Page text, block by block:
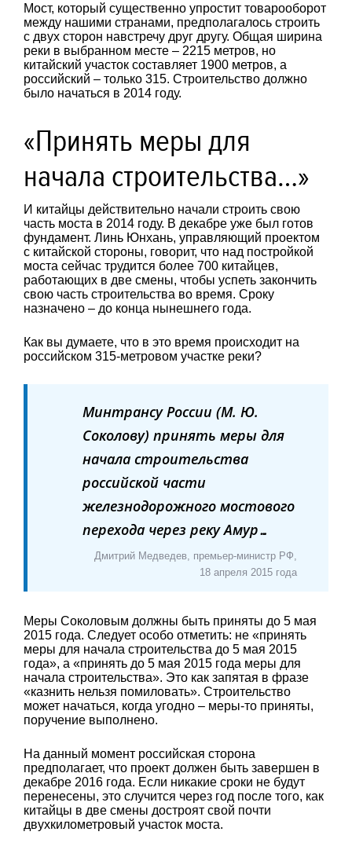
Мост, который существенно упростит товарооборот
между нашими странами, предполагалось строить
с двух сторон навстречу друг другу. Общая ширина
реки в выбранном месте – 2215 метров, но
китайский участок составляет 1900 метров, а
российский – только 315. Строительство должно
было начаться в 2014 году.
«Принять меры для
начала строительства…»
И китайцы действительно начали строить свою
часть моста в 2014 году. В декабре уже был готов
фундамент. Линь Юнхань, управляющий проектом
с китайской стороны, говорит, что над постройкой
моста сейчас трудится более 700 китайцев,
работающих в две смены, чтобы успеть закончить
свою часть строительства во время. Сроку
назначено – до конца нынешнего года.
Как вы думаете, что в это время происходит на
российском 315-метровом участке реки?
Минтрансу России (М. Ю.
Соколову) принять меры для
начала строительства
российской части
железнодорожного мостового
перехода через реку Амур…
Дмитрий Медведев, премьер-министр РФ,
18 апреля 2015 года
Меры Соколовым должны быть приняты до 5 мая
2015 года. Следует особо отметить: не «принять
меры для начала строительства до 5 мая 2015
года», а «принять до 5 мая 2015 года меры для
начала строительства». Это как запятая в фразе
«казнить нельзя помиловать». Строительство
может начаться, когда угодно – меры-то приняты,
поручение выполнено.
На данный момент российская сторона
предполагает, что проект должен быть завершен в
декабре 2016 года. Если никакие сроки не будут
перенесены, это случится через год после того, как
китайцы в две смены достроят свой почти
двухкилометровый участок моста.